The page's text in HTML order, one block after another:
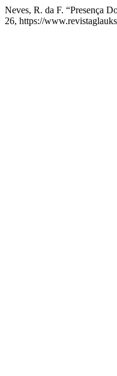
Neves, R. da F. “Presença
26, https://